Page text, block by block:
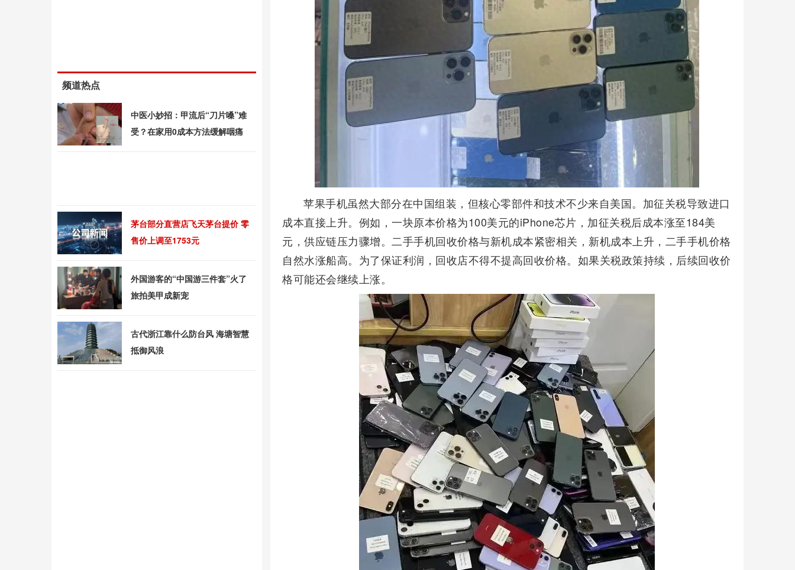
苹果手机虽然大部分在中国组装，但核心零部件和技术不少来自美国。加征关税导致进口
成本直接上升。例如，一块原本价格为100美元的iPhone芯片，加征关税后成本涨至184美
元，供应链压力骤增。二手手机回收价格与新机成本紧密相关，新机成本上升，二手手机价格
自然水涨船高。为了保证利润，回收店不得不提高回收价格。如果关税政策持续，后续回收价
格可能还会继续上涨。
频道热点
中医小妙招：甲流后“刀片嗓”难
受？在家用0成本方法缓解咽痛
茅台部分直营店飞天茅台提价 零
售价上调至1753元
外国游客的“中国游三件套”火了
旅拍美甲成新宠
古代浙江靠什么防台风 海塘智慧
抵御风浪